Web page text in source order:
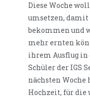
Diese Woche
umsetzen, damit
bekommen und
mehr ernten
ihrem Ausflug in
Schüler der IGS
nächsten
Hochzeit, für die